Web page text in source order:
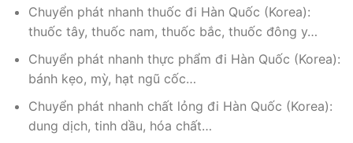
Chuyển phát nhanh thuốc đi Hàn Quốc (Korea):
thuốc tây, thuốc nam, thuốc bắc, thuốc đông y…
Chuyển phát nhanh thực phẩm đi Hàn Quốc (Korea):
bánh kẹo, mỳ, hạt ngũ cốc…
Chuyển phát nhanh chất lỏng đi Hàn Quốc (Korea):
dung dịch, tinh dầu, hóa chất…